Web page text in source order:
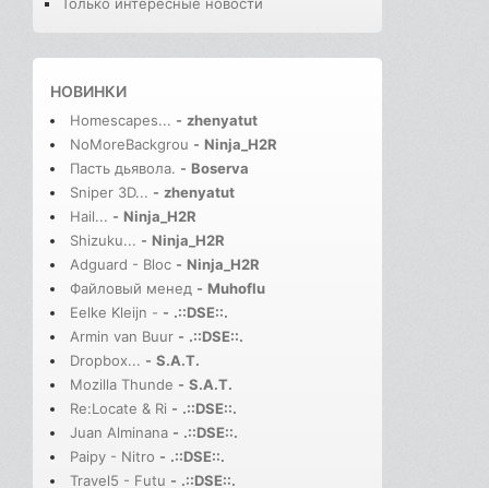
Только интересные новости
НОВИНКИ
Homescapes... - zhenyatut
NoMoreBackgrou - Ninja_H2R
Пасть дьявола. - Boserva
Sniper 3D... - zhenyatut
Hail... - Ninja_H2R
Shizuku... - Ninja_H2R
Adguard - Bloc - Ninja_H2R
Файловый менед - Muhoflu
Eelke Kleijn - - .::DSE::.
Armin van Buur - .::DSE::.
Dropbox... - S.A.T.
Mozilla Thunde - S.A.T.
Re:Locate & Ri - .::DSE::.
Juan Alminana - .::DSE::.
Paipy - Nitro - .::DSE::.
Travel5 - Futu - .::DSE::.